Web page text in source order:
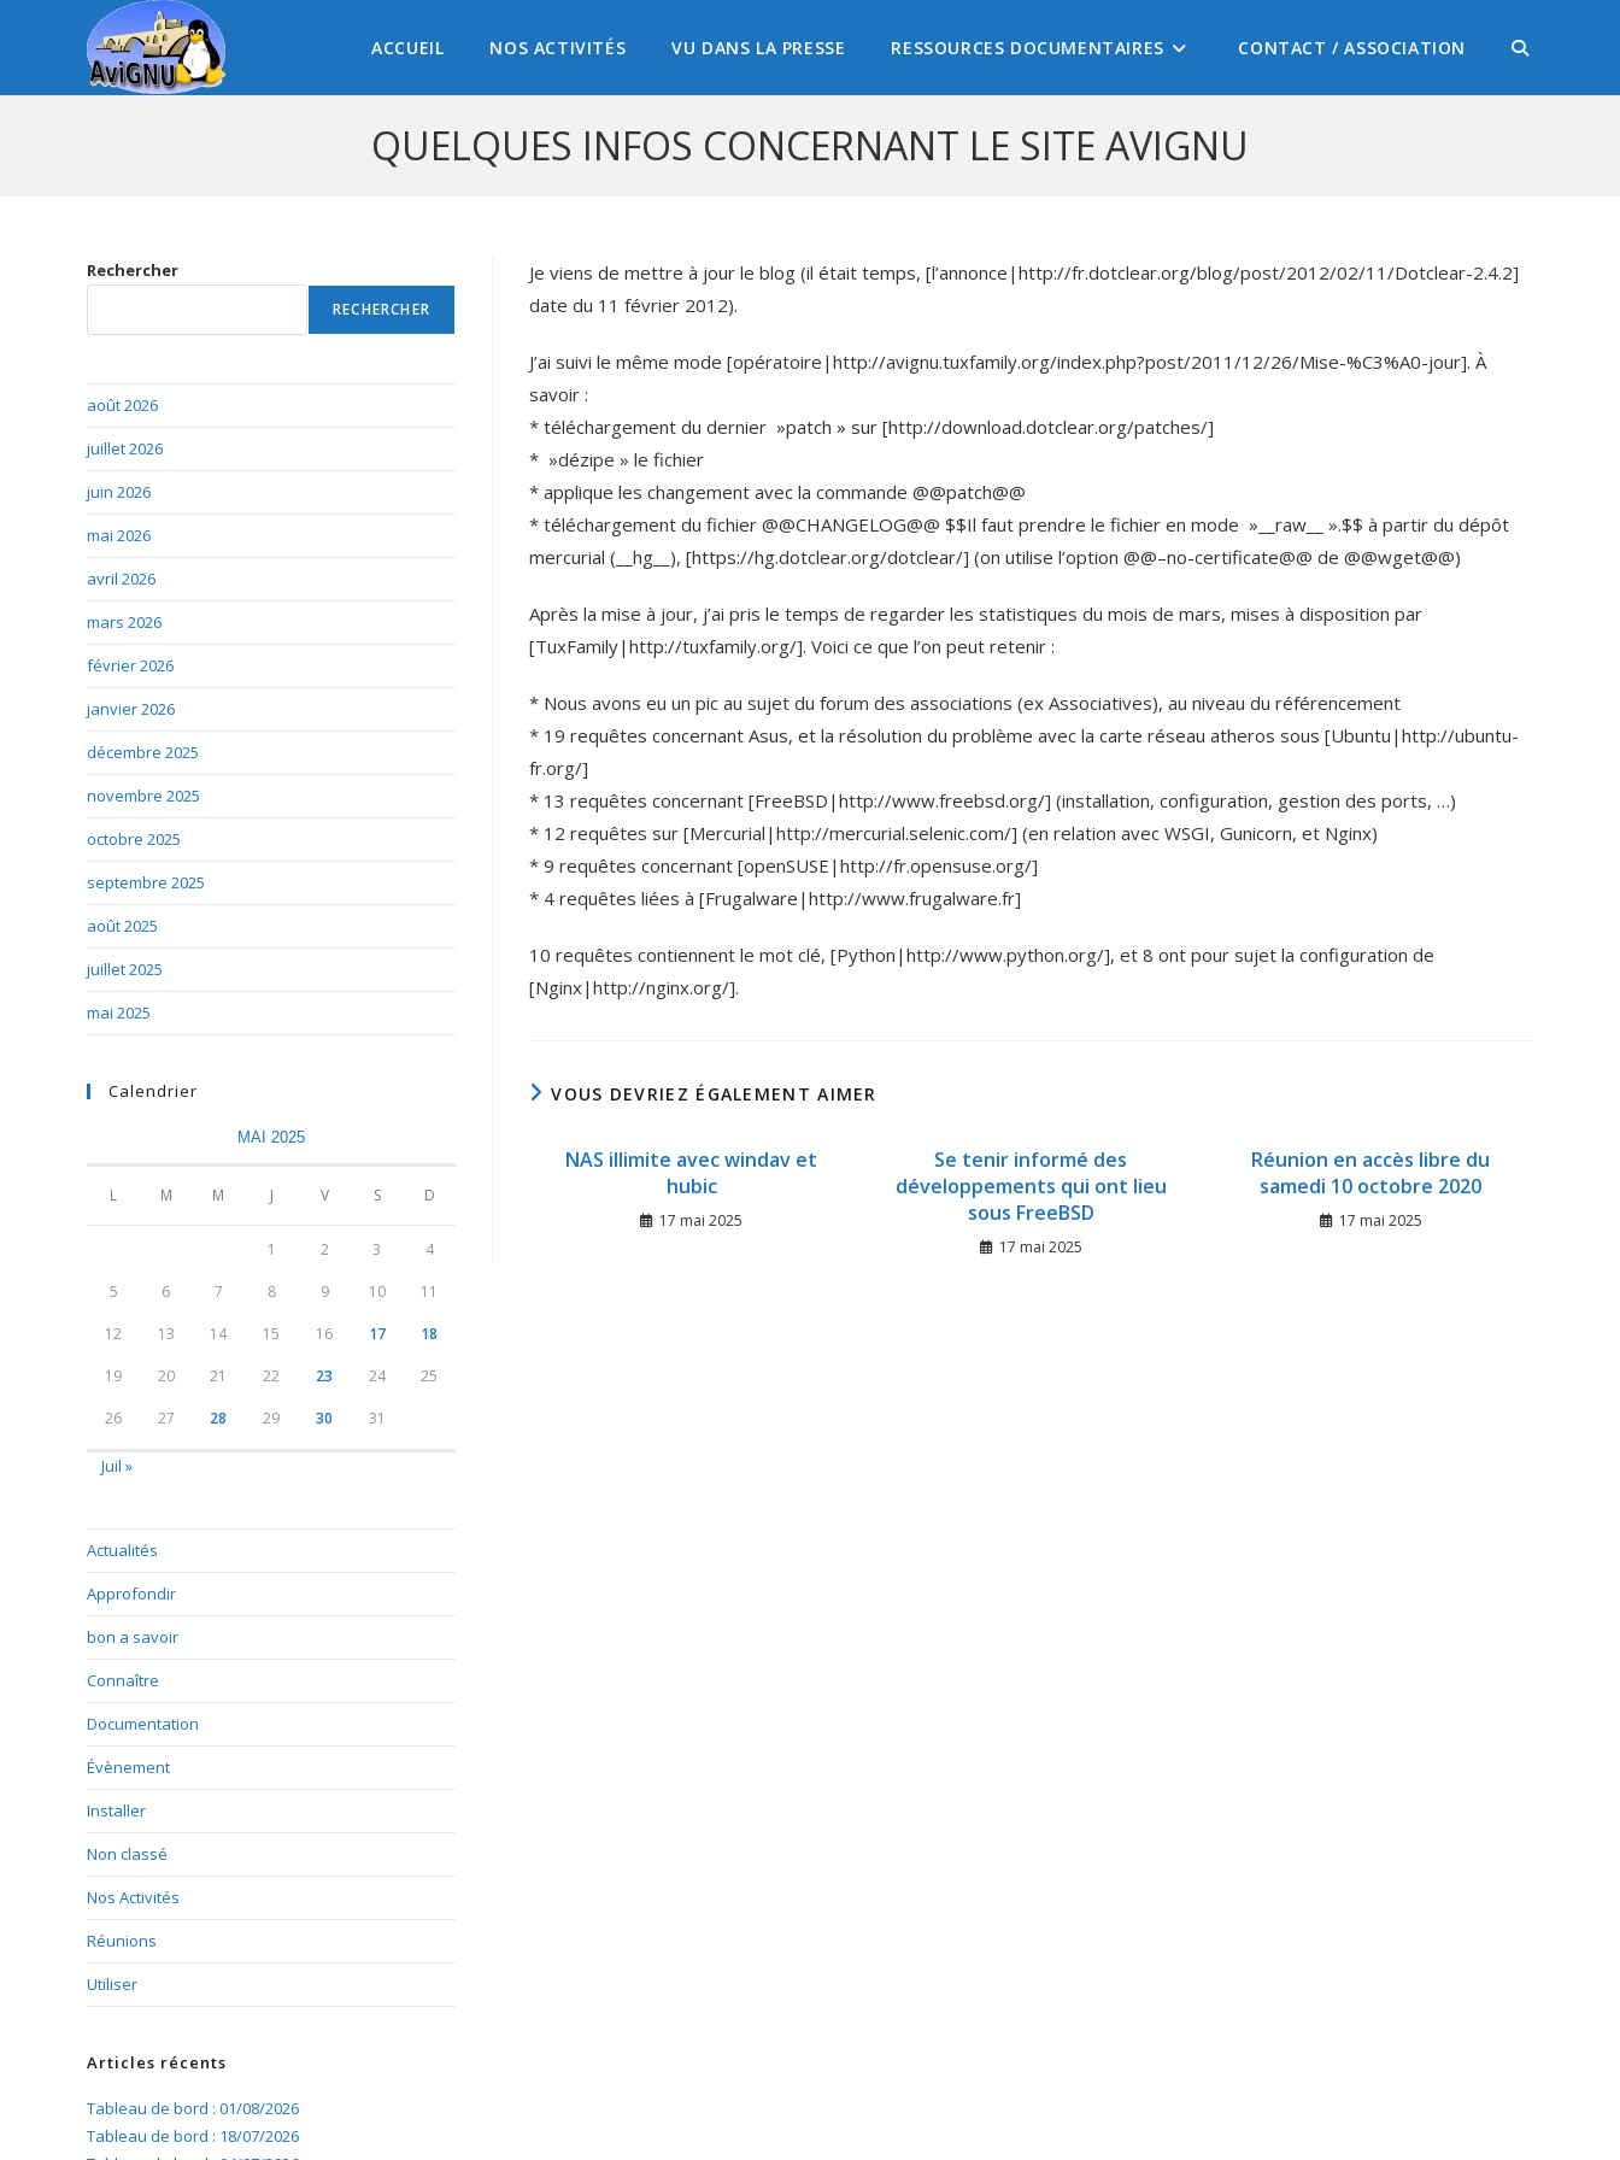
ACCUEIL NOS ACTIVITÉS VU DANS LA PRESSE RESSOURCES DOCUMENTAIRES CONTACT / ASSOCIATION
QUELQUES INFOS CONCERNANT LE SITE AVIGNU
Je viens de mettre à jour le blog (il était temps, [l’annonce|http://fr.dotclear.org/blog/post/2012/02/11/Dotclear-2.4.2]
date du 11 février 2012).
J’ai suivi le même mode [opératoire|http://avignu.tuxfamily.org/index.php?post/2011/12/26/Mise-%C3%A0-jour]. À
savoir :
* téléchargement du dernier »patch » sur [http://download.dotclear.org/patches/]
* »dézipe » le fichier
* applique les changement avec la commande @@patch@@
* téléchargement du fichier @@CHANGELOG@@ $$Il faut prendre le fichier en mode »__raw__ ».$$ à partir du dépôt
mercurial (__hg__), [https://hg.dotclear.org/dotclear/] (on utilise l’option @@–no-certificate@@ de @@wget@@)
Après la mise à jour, j’ai pris le temps de regarder les statistiques du mois de mars, mises à disposition par
[TuxFamily|http://tuxfamily.org/]. Voici ce que l’on peut retenir :
* Nous avons eu un pic au sujet du forum des associations (ex Associatives), au niveau du référencement
* 19 requêtes concernant Asus, et la résolution du problème avec la carte réseau atheros sous [Ubuntu|http://ubuntu-
fr.org/]
* 13 requêtes concernant [FreeBSD|http://www.freebsd.org/] (installation, configuration, gestion des ports, …)
* 12 requêtes sur [Mercurial|http://mercurial.selenic.com/] (en relation avec WSGI, Gunicorn, et Nginx)
* 9 requêtes concernant [openSUSE|http://fr.opensuse.org/]
* 4 requêtes liées à [Frugalware|http://www.frugalware.fr]
10 requêtes contiennent le mot clé, [Python|http://www.python.org/], et 8 ont pour sujet la configuration de
[Nginx|http://nginx.org/].
VOUS DEVRIEZ ÉGALEMENT AIMER
NAS illimite avec windav et
hubic
17 mai 2025
Se tenir informé des
développements qui ont lieu
sous FreeBSD
17 mai 2025
Réunion en accès libre du
samedi 10 octobre 2020
17 mai 2025
Rechercher
RECHERCHER
août 2026
juillet 2026
juin 2026
mai 2026
avril 2026
mars 2026
février 2026
janvier 2026
décembre 2025
novembre 2025
octobre 2025
septembre 2025
août 2025
juillet 2025
mai 2025
Calendrier
MAI 2025
L M M J V S D
1 2 3 4
5 6 7 8 9 10 11
12 13 14 15 16 17 18
19 20 21 22 23 24 25
26 27 28 29 30 31
Juil »
Actualités
Approfondir
bon a savoir
Connaître
Documentation
Évènement
Installer
Non classé
Nos Activités
Réunions
Utiliser
Articles récents
Tableau de bord : 01/08/2026
Tableau de bord : 18/07/2026